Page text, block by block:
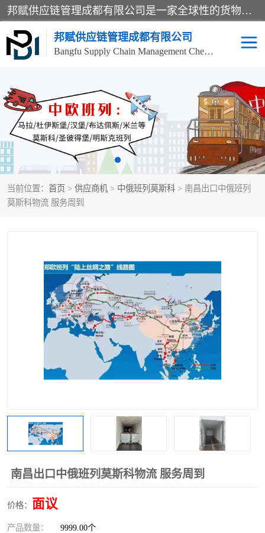
邦赋供应链管理成都有限公司是一家全球性的货物运输代理公司，主要从事：波兰中欧班列、德国中欧班列、出口莫斯科班列、中欧班列进口、蓉欧铁路、成都出口空运等业务，同时亦提供报关、报检、仓储、码头操作等服务。
邦赋供应链管理成都有限公司
Bangfu Supply Chain Management Chengdu Co.,LTD
当前位置： 首页 > 供应商机 > 中俄班列莫斯科 > 南昌出口中俄班列
莫斯科物流 服务周到
南昌出口中俄班列莫斯科物流 服务周到
价格： 面议
产品数量： 9999.00个
进出口门到门 成都中欧班列
国际汽运 国际空运
食品进口物流清关 南美海运
中俄铁路班列 中欧班列进口红酒啤酒
蓉欧班列进口机械设备 马来西亚物流
东南亚铁路 铁路出口拼箱/整柜